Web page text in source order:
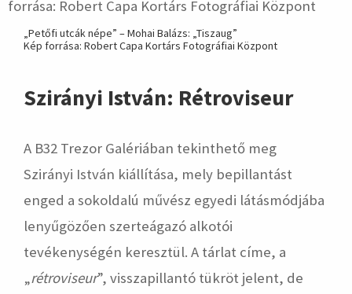
„Petőfi utcák népe” – Mohai Balázs: „Tiszaug”
Kép forrása: Robert Capa Kortárs Fotográfiai Központ
Szirányi István: Rétroviseur
A B32 Trezor Galériában tekinthető meg
Szirányi István kiállítása, mely bepillantást
enged a sokoldalú művész egyedi látásmódjába
lenyűgözően szerteágazó alkotói
tevékenységén keresztül. A tárlat címe, a
„rétroviseur”, visszapillantó tükröt jelent, de